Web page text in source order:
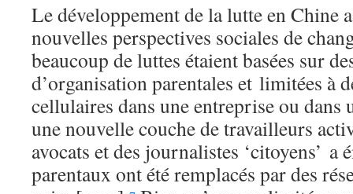
Le développement de la lutte en Chine
nouvelles perspectives sociales de
beaucoup de luttes étaient basées sur
d’organisation parentales et limitées à
cellulaires dans une entreprise ou
une nouvelle couche de travailleurs
avocats et des journalistes ‘citoyens’ a
parentaux ont été remplacés par des